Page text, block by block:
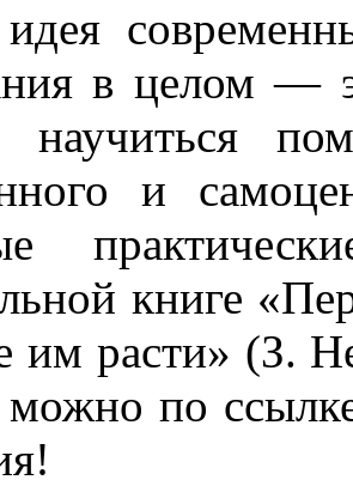
идея
в целом —
научиться
и
книге
им расти» (З.
можно по